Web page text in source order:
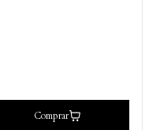
Comprar